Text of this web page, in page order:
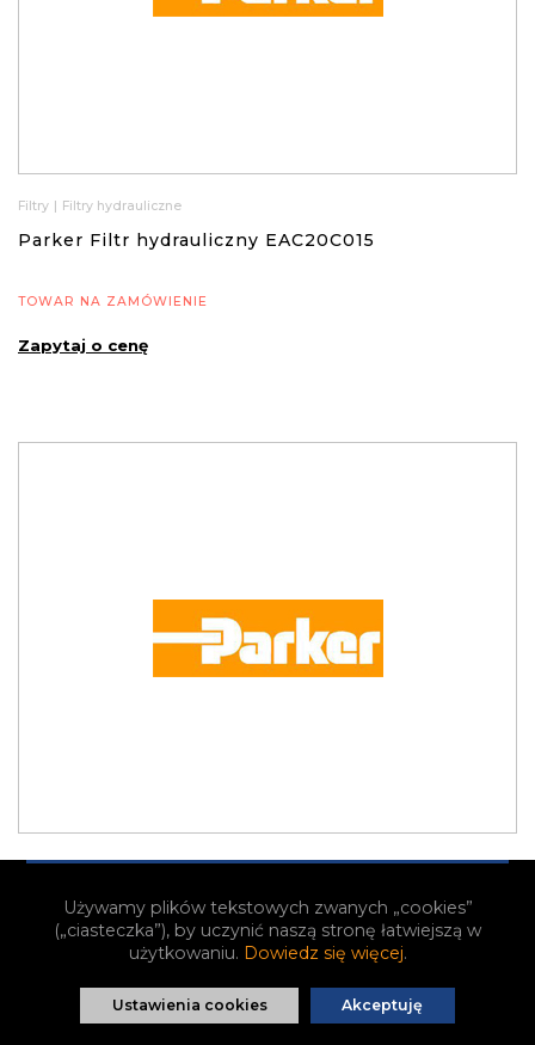
Filtry | Filtry hydrauliczne
Parker Filtr hydrauliczny EAC20C015
TOWAR NA ZAMÓWIENIE
Zapytaj o cenę
Filtry | Filtry hydrauliczne
Parker Filtr hydrauliczny FGK31884KW
TOWAR NA ZAMÓWIENIE
Zapytaj o cenę
Używamy plików tekstowych zwanych „cookies”
(„ciasteczka”), by uczynić naszą stronę łatwiejszą w
użytkowaniu. Dowiedz się więcej.
Ustawienia cookies Akceptuję